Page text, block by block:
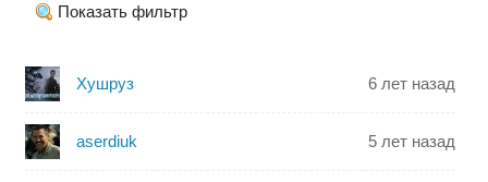
Показать фильтр
Хушруз 6 лет назад
aserdiuk 5 лет назад